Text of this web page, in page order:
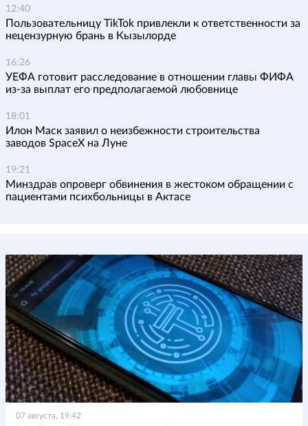
12:40
Пользовательницу TikTok привлекли к ответственности за
нецензурную брань в Кызылорде
16:26
УЕФА готовит расследование в отношении главы ФИФА
из-за выплат его предполагаемой любовнице
18:01
Илон Маск заявил о неизбежности строительства
заводов SpaceX на Луне
19:21
Минздрав опроверг обвинения в жестоком обращении с
пациентами психбольницы в Актасе
07 августа, 19:42